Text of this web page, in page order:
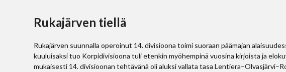
Rukajärven tiellä
Rukajärven suunnalla operoinut 14. divisioona toimi suoraan päämajan
kuuluisaksi tuo Korpidivisioona tuli etenkin myöhempinä vuosina kirjoista ja
mukaisesti 14. divisioonan tehtävänä oli aluksi vallata tasa